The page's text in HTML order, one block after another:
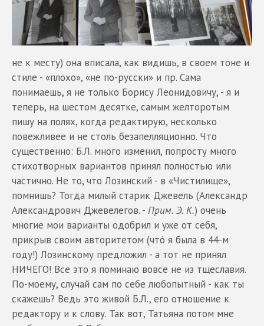
не к месту) она вписала, как видишь, в своем тоне и
стиле - «плохо», «не по-русски» и пр. Сама
понимаешь, я не только Борису Леонидовичу, - я и
теперь, на шестом десятке, самым желторотым
пишу на полях, когда редактирую, несколько
повежливее и не столь безапелляционно. Что
существенно: Б.Л. много изменил, попросту много
стихотворных вариантов принял полностью или
частично. Не то, что Лозинский - в «Чистилище»,
помнишь? Тогда милый старик Джевель (Александр
Александрович Джевелегов. - Прим. Э. К.) очень
многие мои варианты одобрил и уже от себя,
прикрыв своим авторитетом (чтó я была в 44-м
году!) Лозинскому предложил - а тот не принял
НИЧЕГО! Все это я поминаю вовсе не из тщеславия.
По-моему, случай сам по себе любопытный - как ты
скажешь? Ведь это живой Б.Л., его отношение к
редактору и к слову. Так вот, Татьяна потом мне